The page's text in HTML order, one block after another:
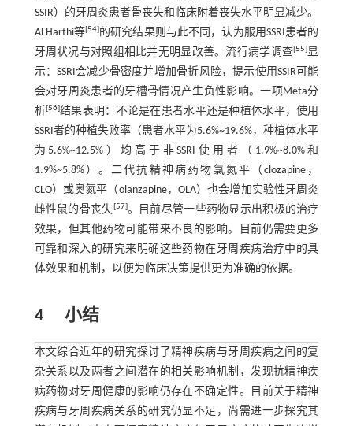
SSIR）的牙周炎患者骨丧失和临床附着丧失水平明显减少。
ALHarthi等[54]的研究结果则与此不同，认为服用SSRI患者的
牙周状况与对照组相比并无明显改善。流行病学调查[55]显
示：SSRI会减少骨密度并增加骨折风险，提示使用SSIR可能
会对牙周炎患者的牙槽骨情况产生负性影响。一项Meta分
析[56]结果表明：不论是在患者水平还是种植体水平，使用
SSRI者的种植失败率（患者水平为5.6%~19.6%，种植体水平
为5.6%~12.5%）均高于非SSRI使用者（1.9%~8.0%和
1.9%~5.8%）。二代抗精神病药物氯氮平（clozapine，
CLO）或奥氮平（olanzapine，OLA）也会增加实验性牙周炎
雌性鼠的骨丧失[57]。目前尽管一些药物显示出积极的治疗
效果，但其他药物可能带来不良的影响。目前仍需要更多
可靠和深入的研究来明确这些药物在牙周疾病治疗中的具
体效果和机制，以便为临床决策提供更为准确的依据。
4 小结
本文综合近年的研究探讨了精神疾病与牙周疾病之间的复
杂关系以及两者之间潜在的相关影响机制，发现抗精神疾
病药物对牙周健康的影响仍存在不确定性。目前关于精神
疾病与牙周疾病关系的研究仍显不足，尚需进一步探究其